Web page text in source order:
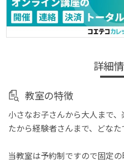
詳細
教室の特徴
小さなお子さんから大人まで
たから経験者さんまで、どな
当教室は予約制ですので固定